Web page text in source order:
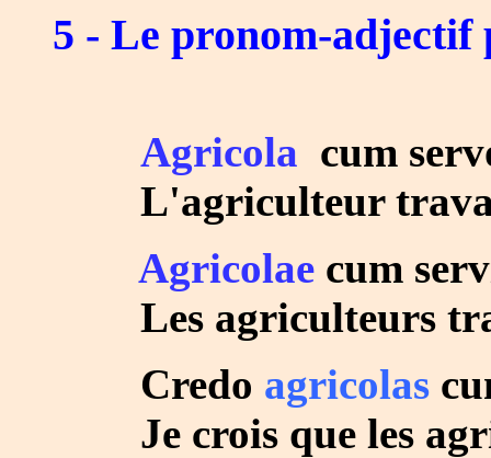
5 - Le pronom-adjectif
Agricola cum
L'agriculteur
Agricolae cum
Les agriculteurs
Credo agricolas
Je crois que les